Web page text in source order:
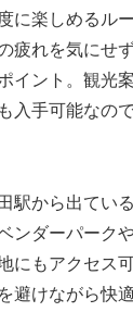
に楽しめるル
疲れを気にせ
イント。観光
入手可能なの
駅から出てい
ンダーパーク
にもアクセス
避けながら快